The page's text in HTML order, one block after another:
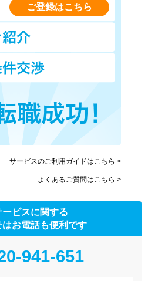
ご登録はこちら
サービスのご利用ガイドはこちら >
よくあるご質問はこちら >
ビスに関する
お電話も便利です
941-651